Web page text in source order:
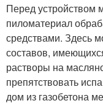
Перед устройством
пиломатериал
средствами. Здесь
составов,
растворы на
препятствовать
дом из газобетона